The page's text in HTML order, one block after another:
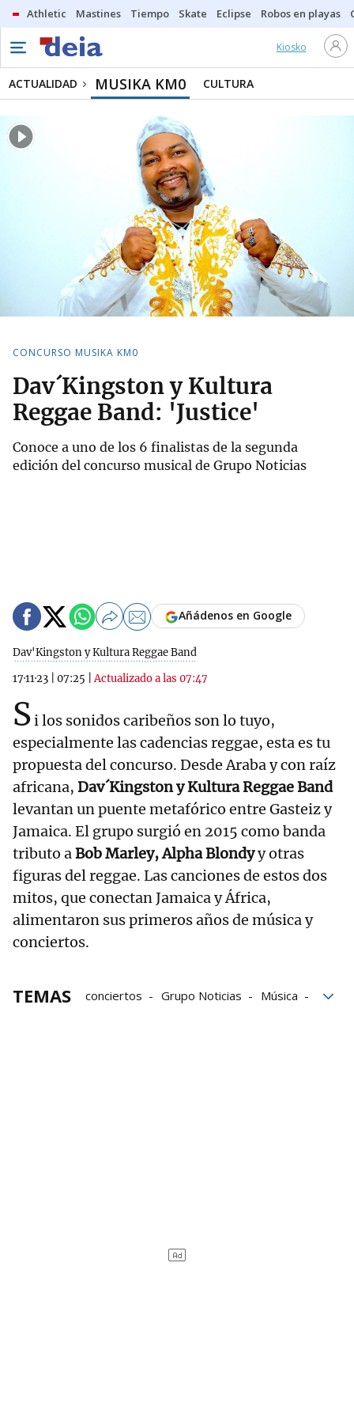
Athletic Mastines Tiempo Skate Eclipse Robos en playas
Kiosko
ACTUALIDAD MUSIKA KM0 CULTURA
CONCURSO MUSIKA KM0
Dav´Kingston y Kultura
Reggae Band: 'Justice'
Conoce a uno de los 6 finalistas de la segunda
edición del concurso musical de Grupo Noticias
Dav'Kingston y Kultura Reggae Band
17·11·23
07:25 |Actualizado a las 07:47
Añádenos en Google
Si los sonidos caribeños son lo tuyo,
especialmente las cadencias reggae, esta es tu
propuesta del concurso. Desde Araba y con raíz
africana, Dav´Kingston y Kultura Reggae Band
levantan un puente metafórico entre Gasteiz y
Jamaica. El grupo surgió en 2015 como banda
tributo aBob Marley, Alpha Blondyy otras
figuras del reggae. Las canciones de estos dos
mitos, que conectan Jamaica y África,
alimentaron sus primeros años de música y
conciertos.
TEMAS conciertos Grupo Noticias
Música